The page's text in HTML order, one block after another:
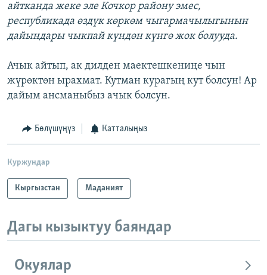
айтканда жеке эле Кочкор району эмес,
республикада өздүк көркөм чыгармачылыгынын
дайындары чыкпай күндөн күнгө жок болууда.
Ачык айтып, ак дилден маектешкениңе чын
жүрөктөн ырахмат. Кутман курагың кут болсун! Ар
дайым ансманыбыз ачык болсун.
Бөлүшүңүз Катталыңыз
Куржундар
Кыргызстан Маданият
Дагы кызыктуу баяндар
Окуялар